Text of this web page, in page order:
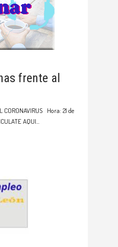
frente al
CORONAVIRUS Hora: 21 de
AQUI